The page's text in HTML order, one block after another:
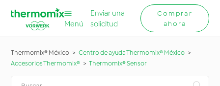
Menú
Enviar una
solicitud
Comprar
ahora
Thermomix® México
Centro de ayuda Thermomix® México
Accesorios Thermomix®
Thermomix® Sensor